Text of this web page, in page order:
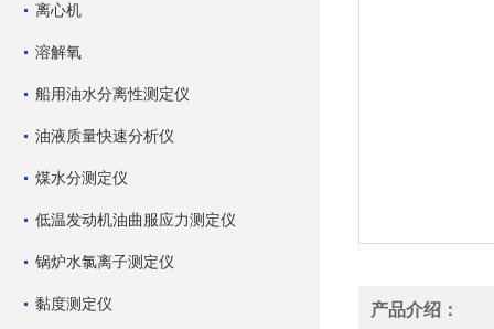
离心机
溶解氧
船用油水分离性测定仪
油液质量快速分析仪
煤水分测定仪
低温发动机油曲服应力测定仪
锅炉水氯离子测定仪
黏度测定仪 产品介绍：